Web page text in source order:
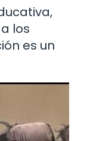
los
es un